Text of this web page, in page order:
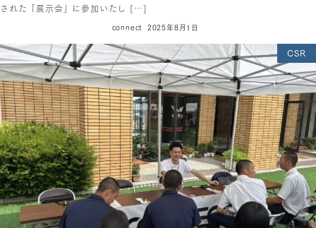
された「展示会」に参加いたし […]
connect 2025年8月1日
CSR